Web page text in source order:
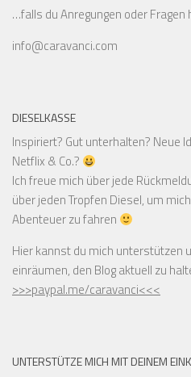
…falls du Anregungen oder Fragen
info@caravanci.com
DIESELKASSE
Inspiriert? Gut unterhalten? Neue
Netflix & Co.?
Ich freue mich über jede
über jeden Tropfen Diesel, um
Abenteuer zu fahren
Hier kannst du mich unterstützen
einräumen, den Blog aktuell zu
>>>paypal.me/caravanci<<<
UNTERSTÜTZE MICH MIT DEINEM